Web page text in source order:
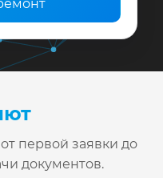
первой заявки до
документов.